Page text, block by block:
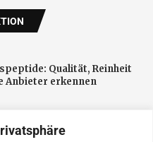
Qualität, Reinheit
Anbieter erkennen
verbindet Corona-Tests